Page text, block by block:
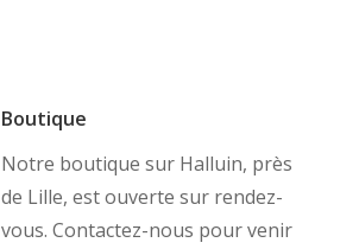
Boutique
Notre boutique sur Halluin, près
de Lille, est ouverte sur rendez-
vous. Contactez-nous pour venir